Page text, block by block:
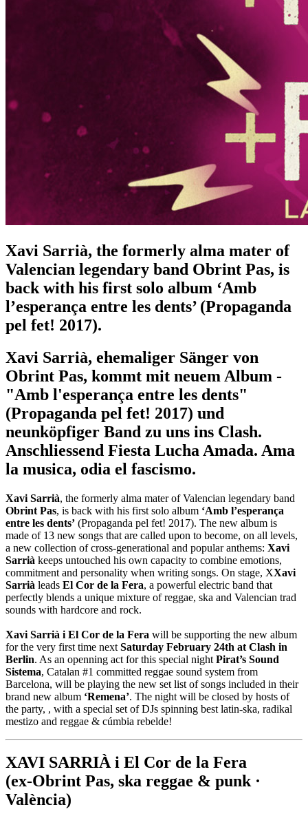
Xavi Sarrià, the formerly alma mater of
Valencian legendary band Obrint Pas, is
back with his first solo album ‘Amb
l’esperança entre les dents’ (Propaganda
pel fet! 2017).
Xavi Sarrià, ehemaliger Sänger von
Obrint Pas, kommt mit neuem Album -
"Amb l'esperança entre les dents"
(Propaganda pel fet! 2017) und
neunköpfiger Band zu uns ins Clash.
Anschliessend Fiesta Lucha Amada. Ama
la musica, odia el fascismo.
Xavi Sarrià, the formerly alma mater of Valencian legendary band
Obrint Pas, is back with his first solo album ‘Amb l’esperança
entre les dents’ (Propaganda pel fet! 2017). The new album is
made of 13 new songs that are called upon to become, on all levels,
a new collection of cross-generational and popular anthems: Xavi
Sarrià keeps untouched his own capacity to combine emotions,
commitment and personality when writing songs. On stage, XXavi
Sarrià leads El Cor de la Fera, a powerful electric band that
perfectly blends a unique mixture of reggae, ska and Valencian trad
sounds with hardcore and rock.
Xavi Sarrià i El Cor de la Fera will be supporting the new album
for the very first time next Saturday February 24th at Clash in
Berlin. As an openning act for this special night Pirat’s Sound
Sistema, Catalan #1 committed reggae sound system from
Barcelona, will be playing the new set list of songs included in their
brand new album ‘Remena’. The night will be closed by hosts of
the party, , with a special set of DJs spinning best latin-ska, radikal
mestizo and reggae & cúmbia rebelde!
XAVI SARRIÀ i El Cor de la Fera
(ex-Obrint Pas, ska reggae & punk ·
València)